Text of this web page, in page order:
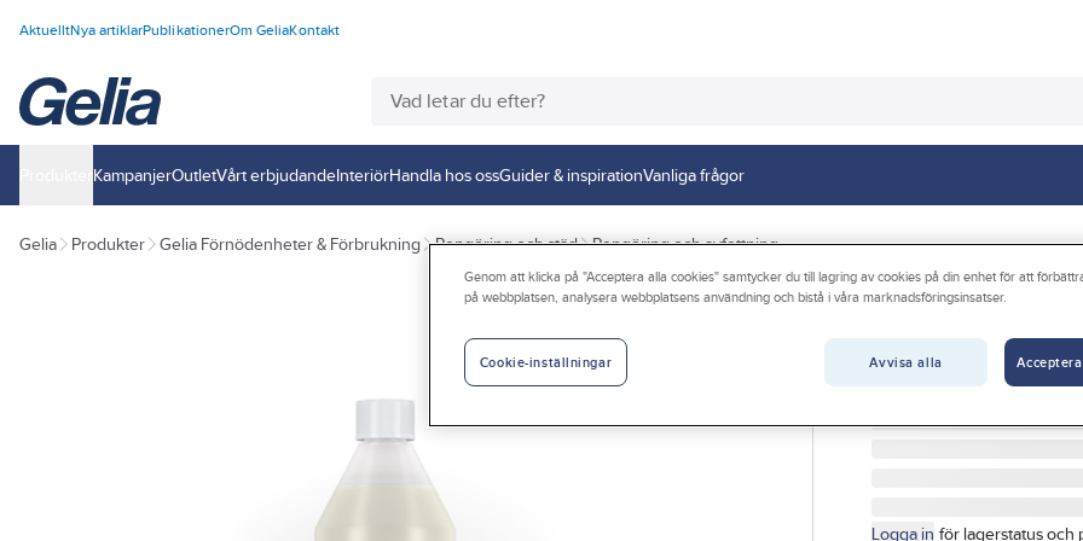
AktuelltNya artiklarPublikationerOm GeliaKontakt
KampanjerOutletVårt erbjudandeInteriörHandla hos ossGuider & inspirationVanliga frågor
Gelia Produkter Gelia Förnödenheter & Förbrukning Rengöring och städ Rengöring och avfettning
GÖRDETMEDRW
Avfettning
AVFETTNINGSMEDEL
Logga in för lagerstatus och
Genom att klicka på "Acceptera alla cookies" samtycker du till lagring av cookies på din enhet för att
på webbplatsen, analysera webbplatsens användning och bistå i våra marknadsföringsinsatser.
Avvisa alla
Cookie-inställningar